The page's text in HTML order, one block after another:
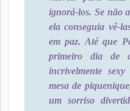
ignorá-los. Se não
ela conseguia vê-
em paz. Até que
primeiro dia de
incrivelmente
mesa de
um sorriso